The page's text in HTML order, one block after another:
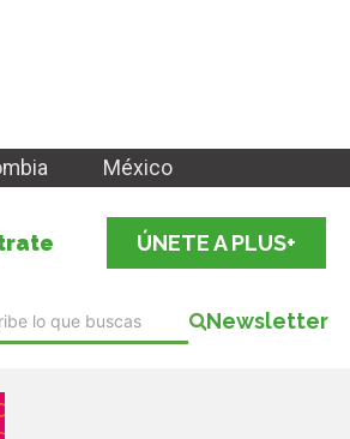
México
ÚNETE A PLUS+
Newsletter